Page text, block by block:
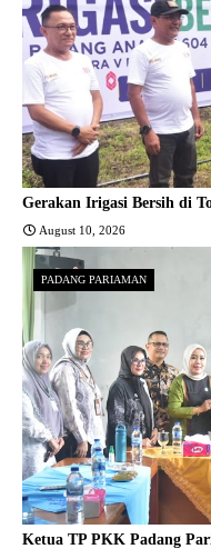
Gerakan Irigasi Bersih di
August 10, 2026
PADANG PARIAMAN
Ketua TP PKK Padang